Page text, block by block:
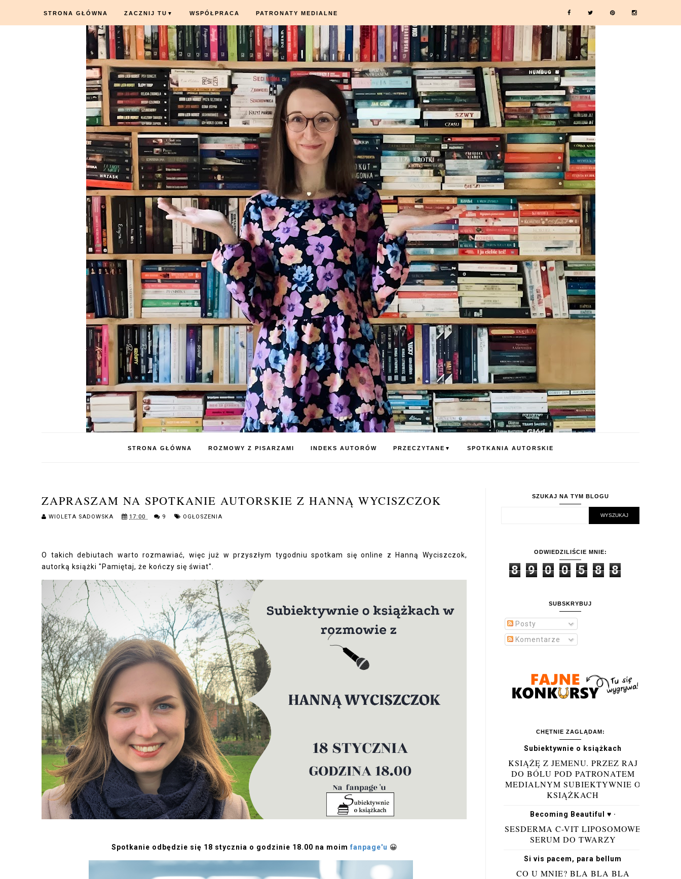
STRONA GŁÓWNA ZACZNIJ TU ▼ WSPÓŁPRACA PATRONATY MEDIALNE
STRONA GŁÓWNA ROZMOWY Z PISARZAMI INDEKS AUTORÓW PRZECZYTANE ▼ SPOTKANIA AUTORSKIE
ZAPRASZAM NA SPOTKANIE AUTORSKIE Z HANNĄ WYCISZCZOK
WIOLETA SADOWSKA 17:00 9 OGŁOSZENIA
O takich debiutach warto rozmawiać, więc już w przyszłym tygodniu spotkam się online z Hanną Wyciszczok,
autorką książki "Pamiętaj, że kończy się świat".
Spotkanie odbędzie się 18 stycznia o godzinie 18.00 na moim fanpage'u 😀
SZUKAJ NA TYM BLOGU
ODWIEDZILIŚCIE MNIE:
8 9 0 0 5 8 8
SUBSKRYBUJ
Posty
Komentarze
CHĘTNIE ZAGLĄDAM:
Subiektywnie o książkach
KSIĄŻĘ Z JEMENU. PRZEZ RAJ
DO BÓLU POD PATRONATEM
MEDIALNYM SUBIEKTYWNIE O
KSIĄŻKACH
Becoming Beautiful ♥ ·
SESDERMA C-VIT LIPOSOMOWE
SERUM DO TWARZY
Si vis pacem, para bellum
CO U MNIE? BLA BLA BLA